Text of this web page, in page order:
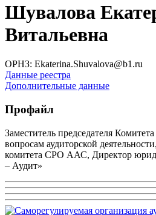
Шувалова
Витальевна
ОРНЗ: Ekaterina.Shuvalova@b1.ru
Данные реестра
Дополнительные данные
Профайл
Заместитель председателя
вопросам аудиторской
комитета СРО ААС, Директор
– Аудит»